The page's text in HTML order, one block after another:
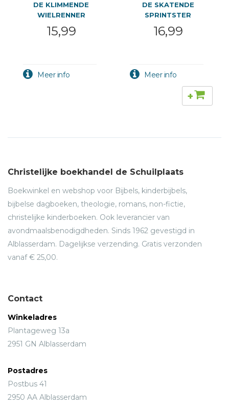
DE KLIMMENDE
WIELRENNER
15,99
DE SKATENDE
SPRINTSTER
16,99
+
Christelijke boekhandel de Schuilplaats
Boekwinkel en webshop voor Bijbels, kinderbijbels,
bijbelse dagboeken, theologie, romans, non-fictie,
christelijke kinderboeken. Ook leverancier van
avondmaalsbenodigdheden. Sinds 1962 gevestigd in
Alblasserdam. Dagelijkse verzending. Gratis verzonden
vanaf € 25,00.
Contact
Winkeladres
Plantageweg 13a
2951 GN Alblasserdam
Postadres
Postbus 41
2950 AA Alblasserdam